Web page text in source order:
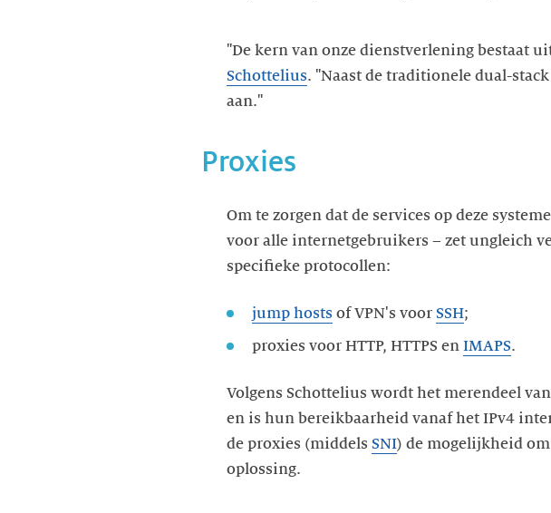
"De kern van onze dienstverlening bestaat
Schottelius. "Naast de traditionele dual-
aan."
Proxies
Om te zorgen dat de services op deze
voor alle internetgebruikers – zet ungleich
specifieke protocollen:
jump hosts of VPN's voor SSH
proxies voor HTTP, HTTPS en IMAPS
Volgens Schottelius wordt het merendeel
en is hun bereikbaarheid vanaf het IPv4
de proxies (middels SNI) de mogelijkheid
oplossing.